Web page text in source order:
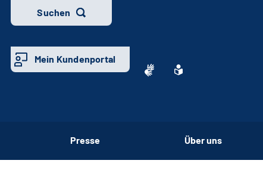
Suchen
Mein Kundenportal
Presse Über uns